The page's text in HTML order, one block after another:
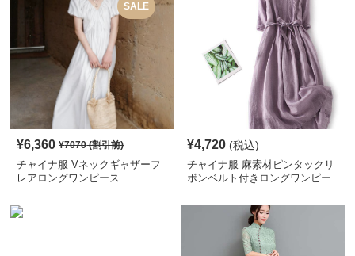
SALE
¥6,360 ¥7070(割引前)
チャイナ服 Vネックギャザーフ
レアロングワンピース
¥4,720 (税込)
チャイナ服 麻素材ピンタックリ
ボンベルト付きロングワンピー